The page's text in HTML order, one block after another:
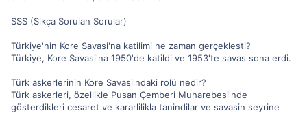
SSS (Sikça Sorulan Sorular)
Türkiye'nin Kore Savasi'na katilimi ne zaman gerçeklesti?
Türkiye, Kore Savasi'na 1950'de katildi ve 1953'te savas sona erdi.
Türk askerlerinin Kore Savasi'ndaki rolü nedir?
Türk askerleri, özellikle Pusan Çemberi Muharebesi'nde
gösterdikleri cesaret ve kararlilikla tanindilar ve savasin seyrine